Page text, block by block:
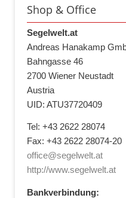
Shop & Office
Segelwelt.at
Andreas Hanakamp
Bahngasse 46
2700 Wiener Neustadt
Austria
UID: ATU37720409
Tel: +43 2622 28074
Fax: +43 2622 28074-20
office@segelwelt.at
http://www.segelwelt.at
Bankverbindung: